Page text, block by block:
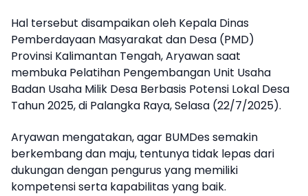
Hal tersebut disampaikan oleh Kepala Dinas
Pemberdayaan Masyarakat dan Desa (PMD)
Provinsi Kalimantan Tengah, Aryawan saat
membuka Pelatihan Pengembangan Unit Usaha
Badan Usaha Milik Desa Berbasis Potensi Lokal Desa
Tahun 2025, di Palangka Raya, Selasa (22/7/2025).
Aryawan mengatakan, agar BUMDes semakin
berkembang dan maju, tentunya tidak lepas dari
dukungan dengan pengurus yang memiliki
kompetensi serta kapabilitas yang baik.